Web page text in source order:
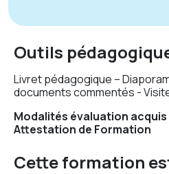
Outils
Livret pédagogique –
documents commentés -
Modalités évaluation acquis
Attestation de Formation
Cette formation